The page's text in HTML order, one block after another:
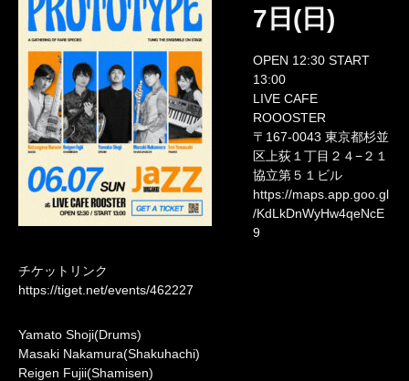
7日(日)
OPEN 12:30 START
13:00
LIVE CAFE
ROOOSTER
〒167-0043 東京都杉並
区上荻１丁目２４−２１
協立第５１ビル
https://maps.app.goo.gl
/KdLkDnWyHw4qeNcE
9
チケットリンク
https://tiget.net/events/462227
Yamato Shoji(Drums)
Masaki Nakamura(Shakuhachi)
Reigen Fujii(Shamisen)